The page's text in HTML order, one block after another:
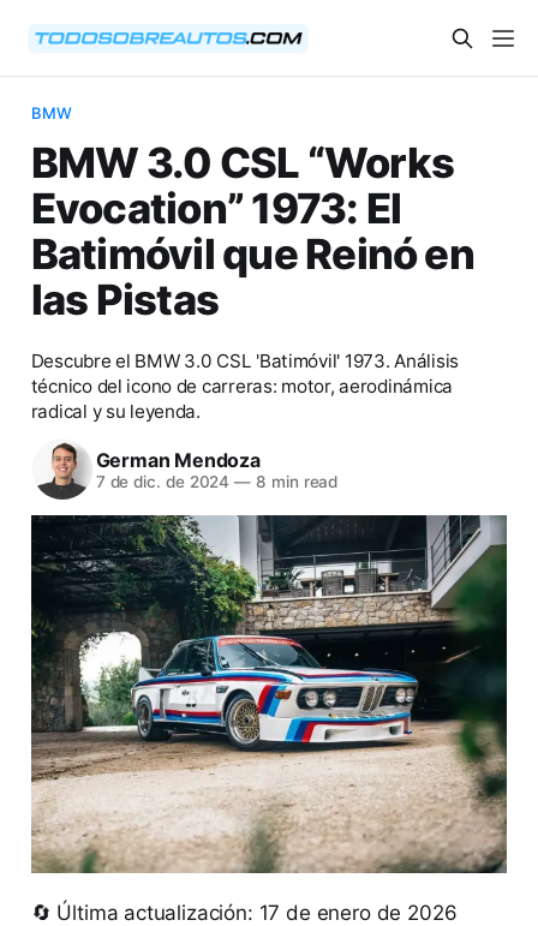
BMW
BMW 3.0 CSL “Works
Evocation” 1973: El
Batimóvil que Reinó en
las Pistas
Descubre el BMW 3.0 CSL 'Batimóvil' 1973. Análisis
técnico del icono de carreras: motor, aerodinámica
radical y su leyenda.
German Mendoza
7 de dic. de 2024 — 8 min read
🔄 Última actualización: 17 de enero de 2026